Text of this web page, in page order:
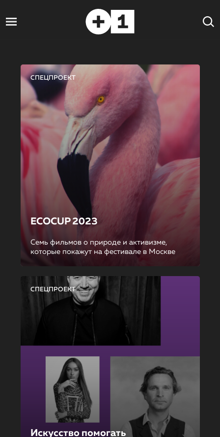
СПЕЦПРОЕКТ
ECOCUP 2023
Семь фильмов о природе и активизме,
которые покажут на фестивале в Москве
СПЕЦПРОЕКТ
Искусство помогать